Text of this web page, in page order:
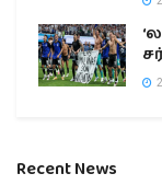
Recent News